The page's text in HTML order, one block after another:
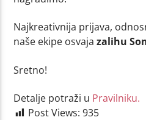
Najkreativnija prijava,
naše ekipe osvaja zalihu
Sretno!
Detalje potraži u Pravilniku.
Post Views: 935